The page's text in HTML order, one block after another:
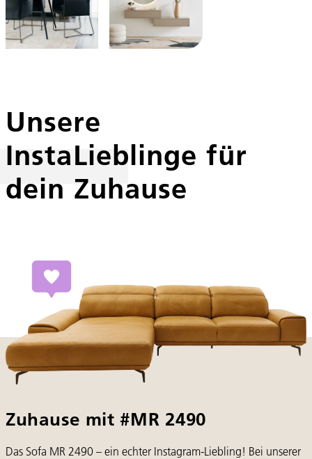
Unsere
InstaLieblinge für
dein Zuhause
Zuhause mit #MR 2490
Das Sofa MR 2490 – ein echter Instagram-Liebling! Bei unserer